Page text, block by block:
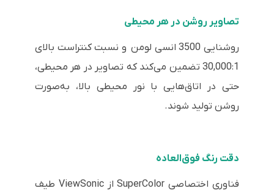
تصاویر روشن در هر محیطی
روشنایی 3500 انسی لومن و نسبت کنتراست بالای
30,000:1 تضمین می‌کند که تصاویر در هر محیطی،
حتی در اتاق‌هایی با نور محیطی بالا، به‌صورت
روشن تولید شوند.
دقت رنگ فوق‌العاده
فناوری اختصاصی SuperColor از ViewSonic طیف